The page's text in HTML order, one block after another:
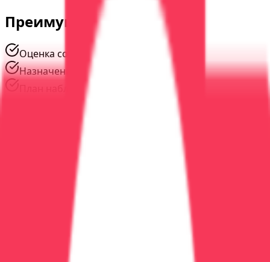
Преимущества
Оценка состояния
Назначение терапии
План наблюдения
Наши специалисты
лет
Иванова Елена Сергеевна
Психиатр-нарколог
Врач-психиатр с большим опытом работы в области
лечения зависимостей и психических расстройств